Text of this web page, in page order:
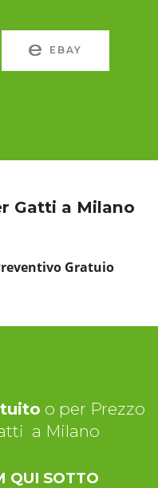
EBAY
Gatti a Milano
Gratuio
o per Prezzo
a Milano
QUI SOTTO